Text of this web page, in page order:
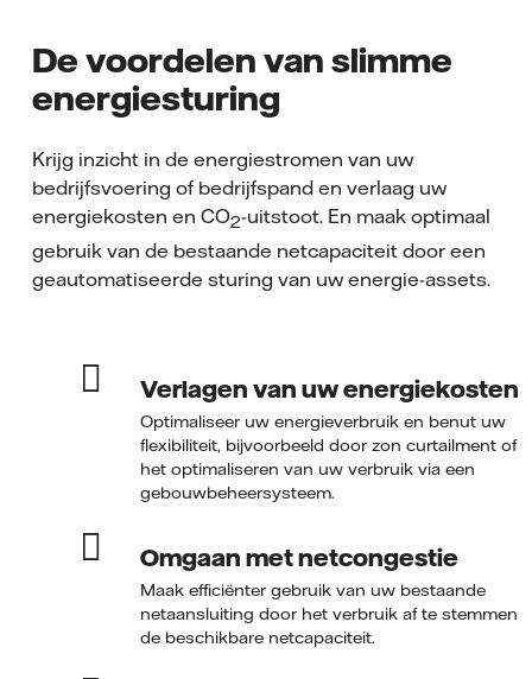
De voordelen van slimme
energiesturing
Krijg inzicht in de energiestromen van uw
bedrijfsvoering of bedrijfspand en verlaag uw
energiekosten en CO2-uitstoot. En maak optimaal
gebruik van de bestaande netcapaciteit door een
geautomatiseerde sturing van uw energie-assets.
Verlagen van uw energiekosten
Optimaliseer uw energieverbruik en benut uw
flexibiliteit, bijvoorbeeld door zon curtailment of
het optimaliseren van uw verbruik via een
gebouwbeheersysteem.
Omgaan met netcongestie
Maak efficiënter gebruik van uw bestaande
netaansluiting door het verbruik af te stemmen
de beschikbare netcapaciteit.